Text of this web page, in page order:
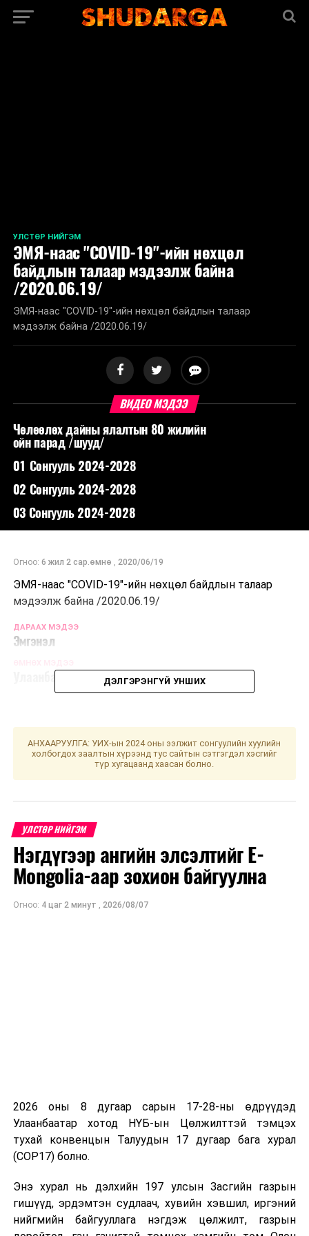
УЛСТӨР НИЙГЭМ
ЭМЯ-наас "COVID-19"-ийн нөхцөл
байдлын талаар мэдээлж байна
/2020.06.19/
ЭМЯ-наас "COVID-19"-ийн нөхцөл байдлын талаар
мэдээлж байна /2020.06.19/
ВИДЕО МЭДЭЭ
Чөлөөлөх дайны ялалтын 80 жилийн
ойн парад /шууд/
01 Сонгууль 2024-2028
02 Сонгууль 2024-2028
03 Сонгууль 2024-2028
Огноо: 6 жил 2 сар.өмнө , 2020/06/19
ЭМЯ-наас "COVID-19"-ийн нөхцөл байдлын талаар
мэдээлж байна /2020.06.19/
ДАРААХ МЭДЭЭ
Эмгэнэл
Улаанбаатарт өдөртөө 32 хэм дулаан
ДЭЛГЭРЭНГҮЙ УНШИХ
АНХААРУУЛГА: УИХ-ын 2024 оны ээлжит сонгуулийн хуулийн
холбогдох заалтын хүрээнд тус сайтын сэтгэгдэл хэсгийг
түр хугацаанд хаасан болно.
УЛСТӨР НИЙГЭМ
Нэгдүгээр ангийн элсэлтийг E-
Mongolia-аар зохион байгуулна
Огноо: 4 цаг 2 минут , 2026/08/07
2026 оны 8 дугаар сарын 17-28-ны өдрүүдэд
Улаанбаатар хотод НҮБ-ын Цөлжилттэй тэмцэх
тухай конвенцын Талуудын 17 дугаар бага хурал
(COP17) болно.
Энэ хурал нь дэлхийн 197 улсын Засгийн газрын
гишүүд, эрдэмтэн судлаач, хувийн хэвшил, иргэний
нийгмийн байгууллага нэгдэж цөлжилт, газрын